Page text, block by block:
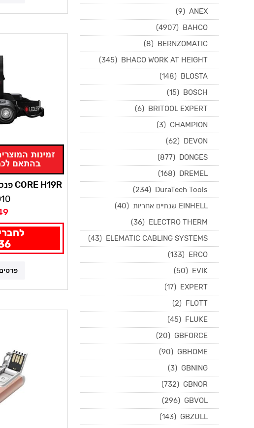
CORE H19R פנס ראש נטען לדלנסר
₪
₪
ANEX
(9)
BAHCO
(4907)
BERNZOMATIC
(8)
BHACO WORK AT HEIGHT
(345)
BLOSTA
(148)
BOSCH
(15)
BRITOOL EXPERT
(6)
CHAMPION
(3)
DEVON
(62)
DONGES
(877)
DREMEL
(168)
DuraTech Tools
(234)
EINHELL שנתיים אחריות
(40)
ELECTRO THERM
(36)
ELEMATIC CABLING SYSTEMS
(43)
ERCO
(133)
EVIK
(50)
EXPERT
(17)
FLOTT
(2)
FLUKE
(45)
GBFORCE
(20)
GBHOME
(90)
GBNING
(3)
GBNOR
(732)
GBVOL
(296)
GBZULL
(143)